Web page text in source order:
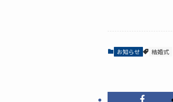
お知らせ 結婚式